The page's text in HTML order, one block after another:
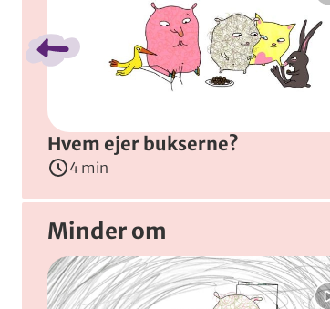
Hvem ejer bukserne?
4 min
Minder om
Spring bånd over